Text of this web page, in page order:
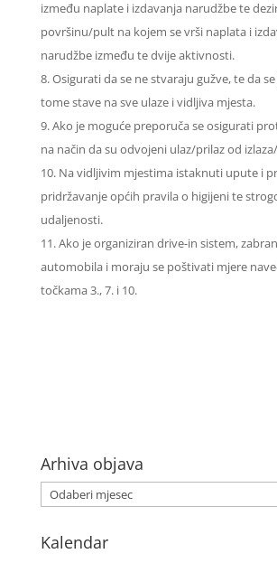
između naplate i izdavanja narudžbe te
površinu/pult na kojem se vrši naplata i
narudžbe između te dvije aktivnosti.
Osigurati da se ne stvaraju gužve, te da
tome stave na sve ulaze i vidljiva mjesta.
Ako je moguće preporuča se osigurati
na način da su odvojeni ulaz/prilaz od
Na vidljivim mjestima istaknuti upute i
pridržavanje općih pravila o higijeni te
udaljenosti.
Ako je organiziran drive-in sistem,
automobila i moraju se poštivati mjere
točkama 3., 7. i 10.
Arhiva objava
Kalendar